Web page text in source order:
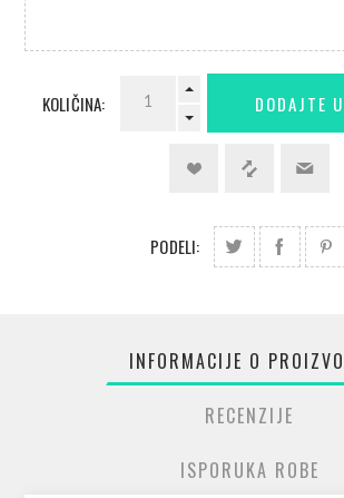
KOLIČINA:
PODELI:
INFORMACIJE O
RECENZIJE
ISPORUKA ROBE